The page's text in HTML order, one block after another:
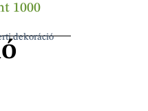
1000
dekoráció